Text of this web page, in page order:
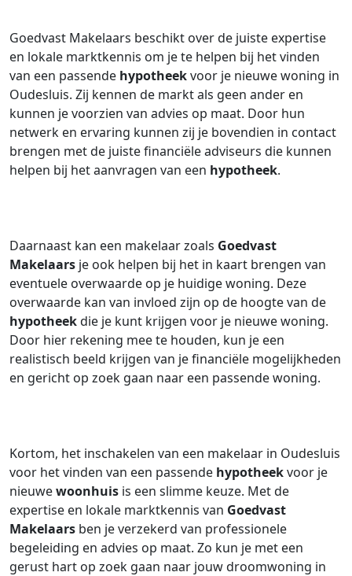
Goedvast Makelaars beschikt over de juiste expertise
en lokale marktkennis om je te helpen bij het vinden
van een passende hypotheekvoor je nieuwe woning in
Oudesluis. Zij kennen de markt als geen ander en
kunnen je voorzien van advies op maat. Door hun
netwerk en ervaring kunnen zij je bovendien in contact
brengen met de juiste financiële adviseurs die kunnen
helpen bij het aanvragen van een hypotheek.
Daarnaast kan een makelaar zoals Goedvast
Makelaars je ook helpen bij het in kaart brengen van
eventuele overwaarde op je huidige woning. Deze
overwaarde kan van invloed zijn op de hoogte van de
hypotheekdie je kunt krijgen voor je nieuwe woning.
Door hier rekening mee te houden, kun je een
realistisch beeld krijgen van je financiële mogelijkheden
en gericht op zoek gaan naar een passende woning.
Kortom, het inschakelen van een makelaar in Oudesluis
voor het vinden van een passende hypotheekvoor je
nieuwewoonhuis is een slimme keuze. Met de
expertise en lokale marktkennis van Goedvast
Makelaars ben je verzekerd van professionele
begeleiding en advies op maat. Zo kun je met een
gerust hart op zoek gaan naar jouw droomwoning in